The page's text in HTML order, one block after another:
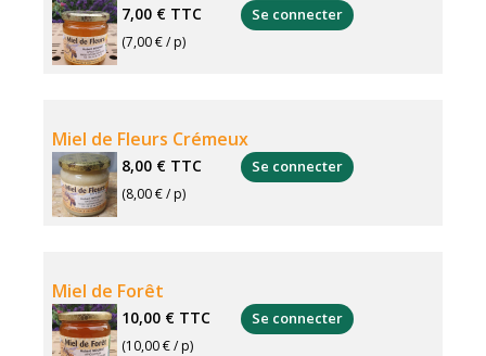
7,00 € TTC
(7,00 € / p)
Se connecter
Miel de Fleurs Crémeux
8,00 € TTC
(8,00 € / p)
Se connecter
Miel de Forêt
10,00 € TTC
(10,00 € / p)
Se connecter